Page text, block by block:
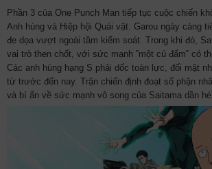
Phần 3 của One Punch Man tiếp tục cuộc chiến
Anh hùng và Hiệp hội Quái vật. Garou ngày càng
đe dọa vượt ngoài tầm kiểm soát. Trong khi đó,
vai trò then chốt, với sức mạnh ‟một cú đấm‟ có
Các anh hùng hạng S phải dốc toàn lực, đối mặt
từ trước đến nay. Trận chiến định đoạt số phận
và bí ẩn về sức mạnh vô song của Saitama dần